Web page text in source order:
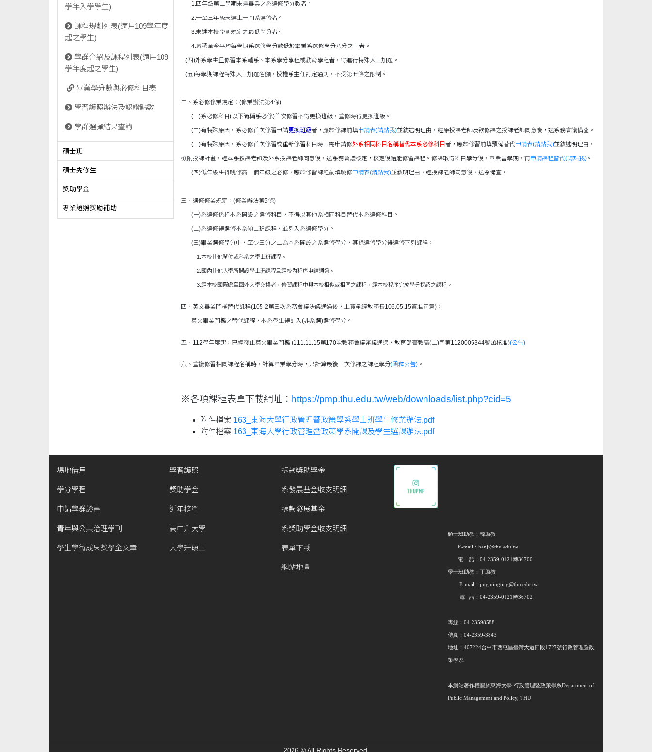
學年入學學生)
課程規劃列表(適用109學年度
起之學生)
學群介紹及課程列表(適用109
學年度起之學生)
畢業學分數與必修科目表
學習護照辦法及認證點數
學群選擇結果查詢
碩士班
碩士先修生
獎助學金
專業證照獎勵補助
1.四年級第二學期未達畢業之系選修學分數者。
2.一至三年級未選上一門系選修者。
3.未達本校學則規定之最低學分者。
4.累積至今平均每學期系選修學分數低於畢業系選修學分八分之一者。
(四)外系學生且修習本系輔系、本系學分學程或教育學程者，得進行特殊人工加選。
(五)每學期課程特殊人工加選名額，授權系主任訂定通則，不受第七條之限制。
二、系必修修業規定：(修業辦法第4條)
(一)系必修科目(以下簡稱系必修)首次修習不得更換班級，重修時得更換班級。
(二)有特殊原因，系必修首次修習申請更換班級者，應於修課前填申請表(請點我)並敘述明理由，經原授課老師及欲修課之授課老師同意後，送系務會議備查。
(三)有特殊原因，系必修首次修習或重新修習科目時，需申請修外系相同科目名稱替代本系必修科目 者，應於修習前填預備替代申請表(請點我)並敘述明理由，
檢附授課計畫，經本系授課老師及外系授課老師同意後，送系務會議核定，核定後始能修習課程。修課取得科目學分後，畢業當學期，再申請課程替代(請點我) 。
(四)低年級生得跳修高一個年級之必修，應於修習課程前填跳修申請表(請點我)並敘明理由，經授課老師同意後，送系備查。
三、選修修業規定：(修業辦法第5條)
(一)系選修係指本系開設之選修科目，不得以其他系相同科目替代本系選修科目。
(二)系選修得選修本系碩士班課程，並列入系選修學分。
(三)畢業選修學分中，至少三分之二為本系開設之系選修學分，其餘選修學分得選修下列課程：
1.本校其他單位或科系之學士班課程。
2.國內其他大學所開設學士班課程且經校內程序申請通過。
3.經本校國際處至國外大學交換者，修習課程中與本校相似或相同之課程，經本校程序完成學分採認之課程。
四、英文畢業門檻替代課程(105-2第三次系務會議決議通過後，上簽呈經教務長106.05.15簽准同意)：
英文畢業門檻之替代課程，本系學生得計入(非系選)選修學分。
五、112學年度起，已經廢止英文畢業門檻 (111.11.15第170次教務會議審議通過，教育部臺教高(二)字第1120005344號函核准)(公告)
六、重複修習相同課程名稱時，計算畢業學分時，只計算最後一次修課之課程學分(函釋公告) 。
※各項課程表單下載網址： https://pmp.thu.edu.tw/web/downloads/list.php?cid=5
附件檔案 163_東海大學行政管理暨政策學系學士班學生修業辦法.pdf
附件檔案 163_東海大學行政管理暨政策學系開課及學生選課辦法.pdf
場地借用
學分學程
申請學群證書
青年與公共治理學刊
學生學術成果獎學金文章
學習護照
獎助學金
近年榜單
高中升大學
大學升碩士
捐款獎助學金
系發展基金收支明細
捐款發展基金
系獎助學金收支明細
表單下載
網站地圖
碩士班助教：韓助教
E-mail：hanji@thu.edu.tw
電 話：04-2359-0121轉36700
學士班助教：丁助教
E-mail：jingmingting@thu.edu.tw
電 話：04-2359-0121轉36702
專線：04-23598588
傳真：04-2359-3843
地址：407224台中市西屯區臺灣大道四段1727號行政管理暨政
策學系
本網站著作權屬於東海大學-行政管理暨政策學系Department of
Public Management and Policy, THU
2026 © All Rights Reserved.